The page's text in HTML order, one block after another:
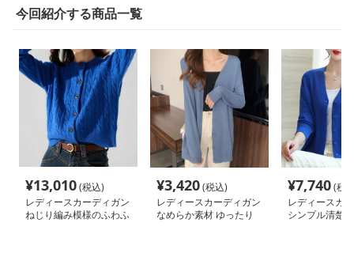
今回紹介する商品一覧
¥13,010(税込)
レディースカーディガン
ねじり編み模様のふわふ
¥3,420(税込)
レディースカーディガン
なめらか素材 ゆったり
¥7,740(税
レディースカ
シンプル清楚